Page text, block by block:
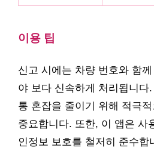
이용 팁
신고 시에는 차량 번호와 함
야 보다 신속하게 처리됩니다
통 혼잡을 줄이기 위해 적극
중요합니다. 또한, 이 앱은 사
인정보 보호를 철저히 준수합